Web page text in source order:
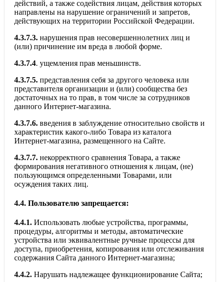
действий, а также содействия лицам, действия которых
направлены на нарушение ограничений и запретов,
действующих на территории Российской Федерации.
4.3.7.3. нарушения прав несовершеннолетних лиц и
(или) причинение им вреда в любой форме.
4.3.7.4. ущемления прав меньшинств.
4.3.7.5. представления себя за другого человека или
представителя организации и (или) сообщества без
достаточных на то прав, в том числе за сотрудников
данного Интернет-магазина.
4.3.7.6. введения в заблуждение относительно свойств и
характеристик какого-либо Товара из каталога
Интернет-магазина, размещенного на Сайте.
4.3.7.7. некорректного сравнения Товара, а также
формирования негативного отношения к лицам, (не)
пользующимся определенными Товарами, или
осуждения таких лиц.
4.4. Пользователю запрещается:
4.4.1. Использовать любые устройства, программы,
процедуры, алгоритмы и методы, автоматические
устройства или эквивалентные ручные процессы для
доступа, приобретения, копирования или отслеживания
содержания Сайта данного Интернет-магазина;
4.4.2. Нарушать надлежащее функционирование Сайта;